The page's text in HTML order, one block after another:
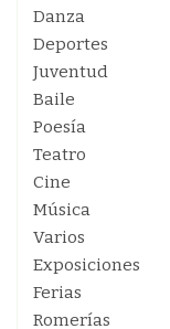
Danza
Deportes
Juventud
Baile
Poesía
Teatro
Cine
Música
Varios
Exposiciones
Ferias
Romerías